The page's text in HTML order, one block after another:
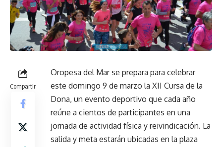
Compartir
Oropesa del Mar se prepara para celebrar
este domingo 9 de marzo la XII Cursa de la
Dona, un evento deportivo que cada año
reúne a cientos de participantes en una
jornada de actividad física y reivindicación. La
salida y meta estarán ubicadas en la plaza